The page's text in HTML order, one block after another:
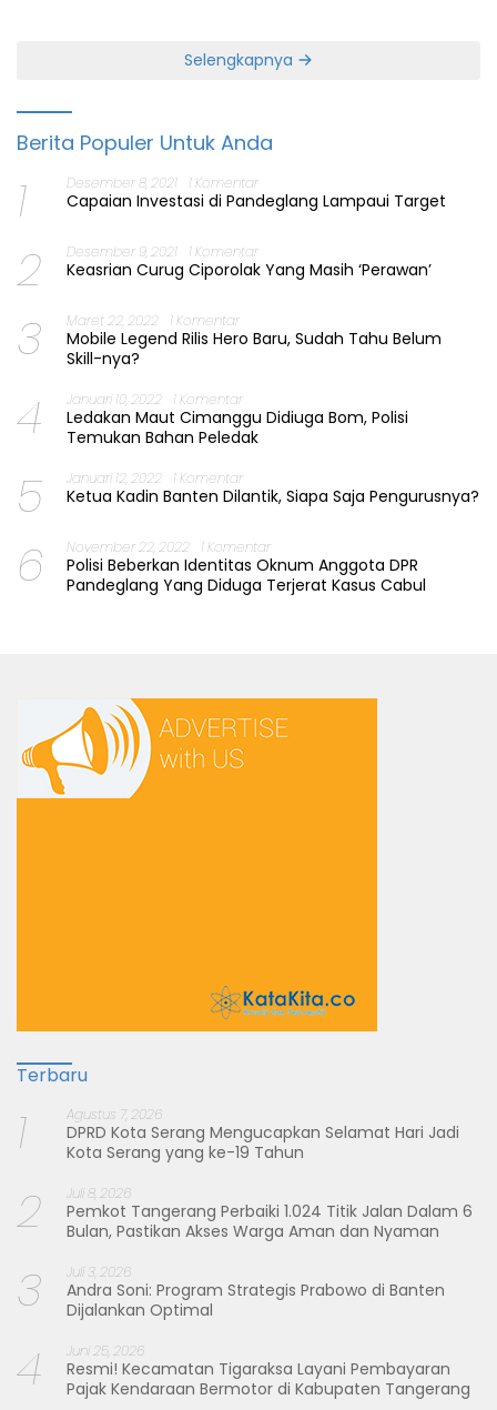
Selengkapnya
Berita Populer Untuk Anda
1 Desember 8, 2021 1 Komentar
Capaian Investasi di Pandeglang Lampaui Target
2 Desember 9, 2021 1 Komentar
Keasrian Curug Ciporolak Yang Masih ‘Perawan’
3 Maret 22, 2022 1 Komentar
Mobile Legend Rilis Hero Baru, Sudah Tahu Belum
Skill-nya?
4 Januari 10, 2022 1 Komentar
Ledakan Maut Cimanggu Didiuga Bom, Polisi
Temukan Bahan Peledak
5 Januari 12, 2022 1 Komentar
Ketua Kadin Banten Dilantik, Siapa Saja Pengurusnya?
6 November 22, 2022 1 Komentar
Polisi Beberkan Identitas Oknum Anggota DPR
Pandeglang Yang Diduga Terjerat Kasus Cabul
Terbaru
1 Agustus 7, 2026
DPRD Kota Serang Mengucapkan Selamat Hari Jadi
Kota Serang yang ke-19 Tahun
2 Juli 8, 2026
Pemkot Tangerang Perbaiki 1.024 Titik Jalan Dalam 6
Bulan, Pastikan Akses Warga Aman dan Nyaman
3 Juli 3, 2026
Andra Soni: Program Strategis Prabowo di Banten
Dijalankan Optimal
4 Juni 25, 2026
Resmi! Kecamatan Tigaraksa Layani Pembayaran
Pajak Kendaraan Bermotor di Kabupaten Tangerang